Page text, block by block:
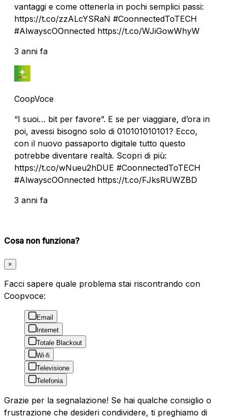
vantaggi e come ottenerla in pochi semplici passi:
https://t.co/zzALcYSRaN #CoonnectedToTECH
#AlwayscOOnnected https://t.co/WJiGowWhyW
3 anni fa
CoopVoce
“I suoi… bit per favore”. E se per viaggiare, d’ora in
poi, avessi bisogno solo di 010101010101? Ecco,
con il nuovo passaporto digitale tutto questo
potrebbe diventare realtà. Scopri di più:
https://t.co/wNueu2hDUE #CoonnectedToTECH
#AlwayscOOnnected https://t.co/FJksRUWZBD
3 anni fa
Cosa non funziona?
×
Facci sapere quale problema stai riscontrando con
Coopvoce:
Email
Internet
Totale Blackout
Wi-fi
Televisione
Telefonia
Grazie per la segnalazione! Se hai qualche consiglio o
frustrazione che desideri condividere, ti preghiamo di